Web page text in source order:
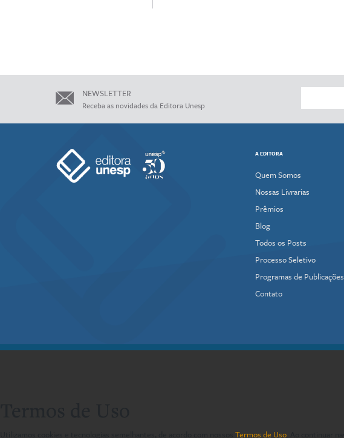
NEWSLETTER
Receba as novidades da Editora Unesp
A EDITORA
Quem Somos
Nossas Livrarias
Prêmios
Blog
Todos os Posts
Processo Seletivo
Programas de Publicações
Contato
Termos de Uso